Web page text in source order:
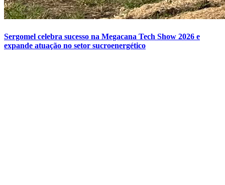
Sergomel celebra sucesso na Megacana Tech Show 2026 e
expande atuação no setor sucroenergético